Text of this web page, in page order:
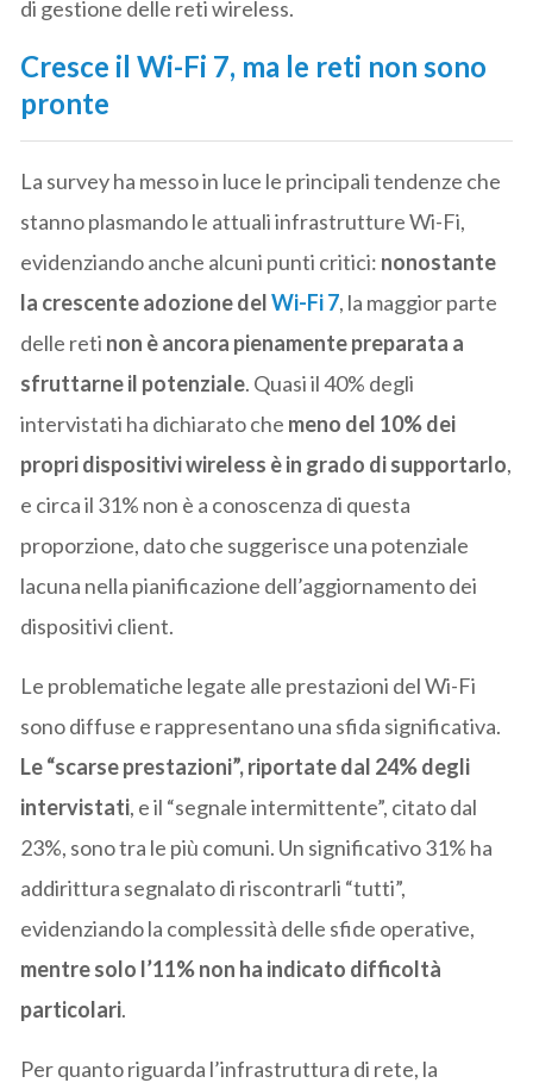
di gestione delle reti wireless.
Cresce il Wi-Fi 7, ma le reti non sono
pronte
La survey ha messo in luce le principali tendenze che
stanno plasmando le attuali infrastrutture Wi-Fi,
evidenziando anche alcuni punti critici: nonostante
la crescente adozione delWi-Fi 7, la maggior parte
delle reti non è ancora pienamente preparata a
sfruttarne il potenziale. Quasi il 40% degli
intervistati ha dichiarato che meno del 10% dei
propri dispositivi wireless è in grado di supportarlo,
e circa il 31% non è a conoscenza di questa
proporzione, dato che suggerisce una potenziale
lacuna nella pianificazione dell’aggiornamento dei
dispositivi client.
Le problematiche legate alle prestazioni del Wi-Fi
sono diffuse e rappresentano una sfida significativa.
Le “scarse prestazioni”, riportate dal 24% degli
intervistati, e il “segnale intermittente”, citato dal
23%, sono tra le più comuni. Un significativo 31% ha
addirittura segnalato di riscontrarli “tutti”,
evidenziando la complessità delle sfide operative,
mentre solo l’11% non ha indicato difficoltà
particolari.
Per quanto riguarda l’infrastruttura di rete, la